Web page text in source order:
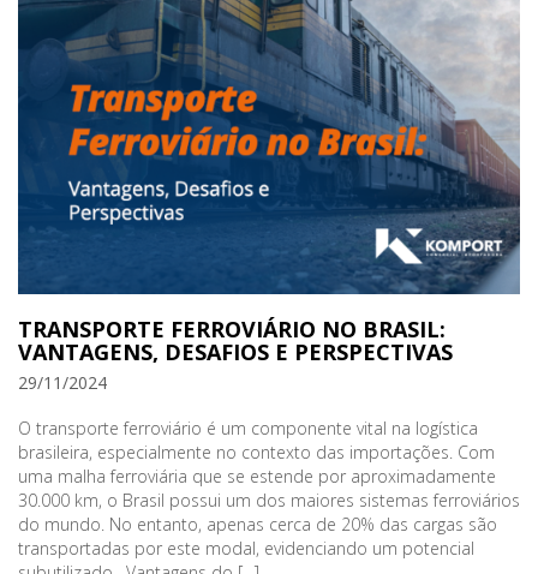
TRANSPORTE FERROVIÁRIO NO BRASIL:
VANTAGENS, DESAFIOS E PERSPECTIVAS
29/11/2024
O transporte ferroviário é um componente vital na logística
brasileira, especialmente no contexto das importações. Com
uma malha ferroviária que se estende por aproximadamente
30.000 km, o Brasil possui um dos maiores sistemas ferroviários
do mundo. No entanto, apenas cerca de 20% das cargas são
transportadas por este modal, evidenciando um potencial